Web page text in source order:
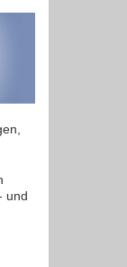
und